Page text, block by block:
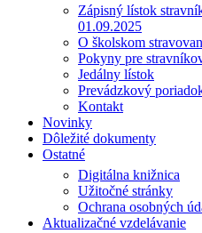
Zápisný lístok
01.09.2025
O školskom
Pokyny pre
Jedálny lístok
Prevádzkový
Kontakt
Novinky
Dôležité dokumenty
Ostatné
Digitálna knižnica
Užitočné stránky
Ochrana osobných
Aktualizačné vzdelávanie